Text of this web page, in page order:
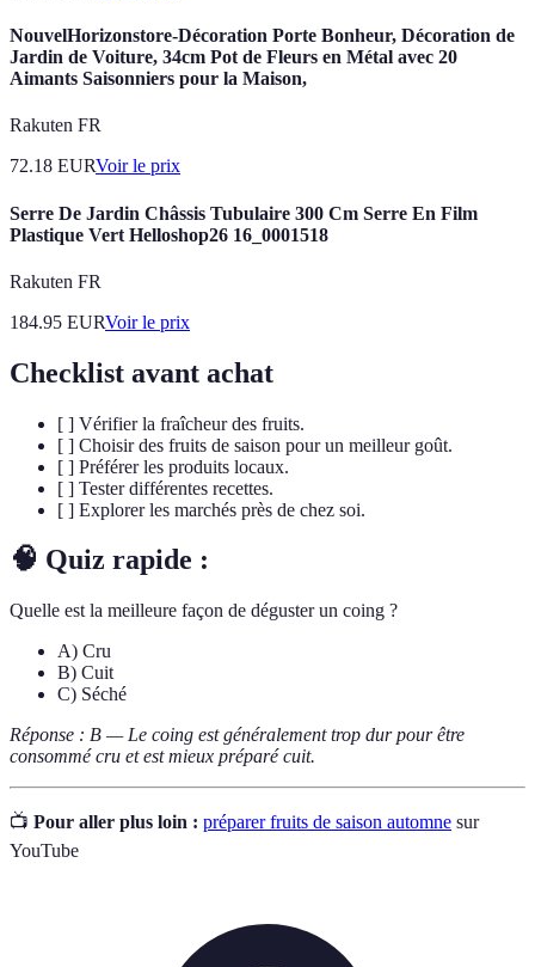
NouvelHorizonstore-Décoration Porte Bonheur, Décoration de
Jardin de Voiture, 34cm Pot de Fleurs en Métal avec 20
Aimants Saisonniers pour la Maison,
Rakuten FR
72.18 EURVoir le prix
Serre De Jardin Châssis Tubulaire 300 Cm Serre En Film
Plastique Vert Helloshop26 16_0001518
Rakuten FR
184.95 EURVoir le prix
Checklist avant achat
[ ] Vérifier la fraîcheur des fruits.
[ ] Choisir des fruits de saison pour un meilleur goût.
[ ] Préférer les produits locaux.
[ ] Tester différentes recettes.
[ ] Explorer les marchés près de chez soi.
🧠 Quiz rapide :
Quelle est la meilleure façon de déguster un coing ?
A) Cru
B) Cuit
C) Séché
Réponse : B — Le coing est généralement trop dur pour être
consommé cru et est mieux préparé cuit.
📺 Pour aller plus loin : préparer fruits de saison automne sur
YouTube